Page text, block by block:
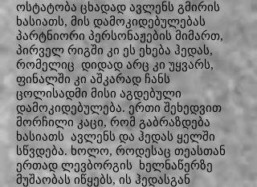
ოსტატობა ცხადად ავლენს გმირის
ხასიათს, მის დამოკიდებულებას
პარტნიორი პერსონაჟების მიმართ,
პირველ რიგში კი ეს ეხება ჰედას,
რომელიც დიდად არც კი უყვარს,
ფინალში კი აშკარად ჩანს
ცოლისადმი მისი აგდებული
დამოკიდებულება. ერთი შეხედვით
მორჩილი კაცი, რომ გაბრაზდება
ხასიათს ავლენს და ჰედას ყელში
სწვდება. ხოლო, როდესაც თეასთან
ერთად ლევბორგის ხელნაწერზე
მუშაობას იწყებს, ის ჰედასგან